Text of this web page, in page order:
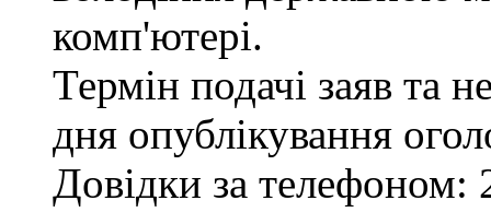
комп'ютері.
Термін подачі заяв та
дня опублікування
Довідки за телефоном: